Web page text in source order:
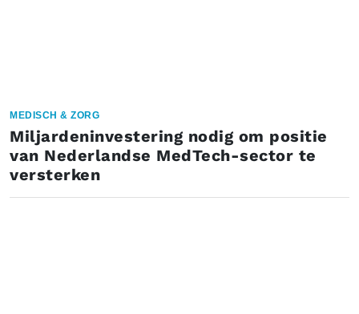
MEDISCH & ZORG
Miljardeninvestering nodig om positie
van Nederlandse MedTech-sector te
versterken